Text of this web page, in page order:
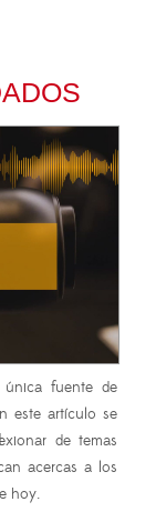
fuente de
este artículo se
de temas
acercas a los
hoy.